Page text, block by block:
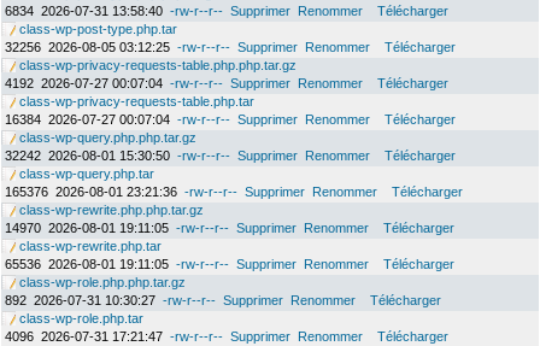
6834 2026-07-31 13:58:40 -rw-r--r-- Supprimer Renommer
Télécharger
class-wp-post-type.php.tar
32256 2026-08-05 03:12:25 -rw-r--r-- Supprimer Renommer
Télécharger
class-wp-privacy-requests-table.php.php.tar.gz
4192 2026-07-27 00:07:04 -rw-r--r-- Supprimer Renommer
Télécharger
class-wp-privacy-requests-table.php.tar
16384 2026-07-27 00:07:04 -rw-r--r-- Supprimer Renommer
Télécharger
class-wp-query.php.php.tar.gz
32242 2026-08-01 15:30:50 -rw-r--r-- Supprimer Renommer
Télécharger
class-wp-query.php.tar
165376 2026-08-01 23:21:36 -rw-r--r-- Supprimer Renommer
Télécharger
class-wp-rewrite.php.php.tar.gz
14970 2026-08-01 19:11:05 -rw-r--r-- Supprimer Renommer
Télécharger
class-wp-rewrite.php.tar
65536 2026-08-01 19:11:05 -rw-r--r-- Supprimer Renommer
Télécharger
class-wp-role.php.php.tar.gz
892 2026-07-31 10:30:27 -rw-r--r-- Supprimer Renommer
Télécharger
class-wp-role.php.tar
4096 2026-07-31 17:21:47 -rw-r--r-- Supprimer Renommer Télécharger